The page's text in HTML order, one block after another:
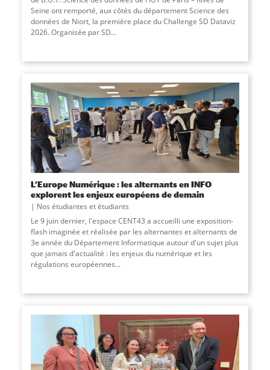
Seine ont remporté, aux côtés du département Science des
données de Niort, la première place du Challenge SD Dataviz
2026. Organisée par SD...
L’Europe Numérique : les alternants en INFO
explorent les enjeux européens de demain
Nos étudiantes et étudiants
Le 9 juin dernier, l'espace CENT43 a accueilli une exposition-
flash imaginée et réalisée par les alternantes et alternants de
3e année du Département Informatique autour d'un sujet plus
que jamais d'actualité : les enjeux du numérique et les
régulations européennes...